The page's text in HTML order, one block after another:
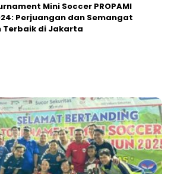
Mini Soccer PROPAMI
Perjuangan dan Semangat
Terbaik di Jakarta